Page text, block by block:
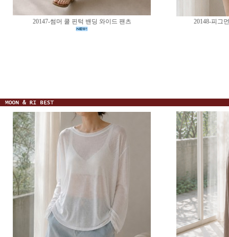
20147-썸머 쿨 핀턱 밴딩 와이드 팬츠 20148-피그